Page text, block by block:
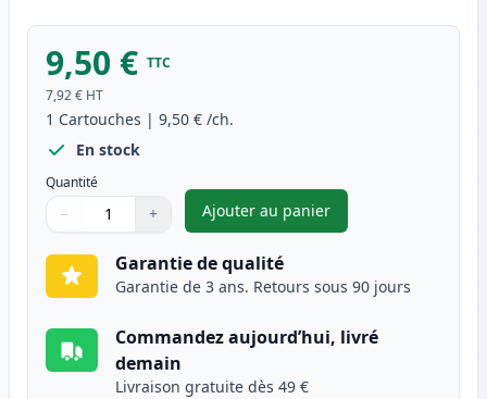
9,50 € TTC
7,92 € HT
1 Cartouches | 9,50 € /ch.
En stock
Quantité
Quantité
Utilisez les boutons pour ajuster
− +
Quantité
Ajouter au panier
,Canon PGI-1500XLY
Garantie de qualité
Garantie de 3 ans. Retours sous 90 jours
Commandez aujourd’hui, livré
demain
Livraison gratuite dès 49 €